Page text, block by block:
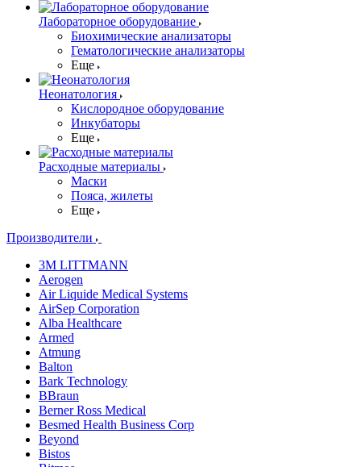
Лабораторное оборудование
Биохимические анализаторы
Гематологические анализаторы
Еще
Неонатология
Кислородное оборудование
Инкубаторы
Еще
Расходные материалы
Маски
Пояса, жилеты
Еще
Производители
3M LITTMANN
Aerogen
Air Liquide Medical Systems
AirSep Corporation
Alba Healthcare
Armed
Atmung
Balton
Bark Technology
BBraun
Berner Ross Medical
Besmed Health Business Corp
Beyond
Bistos